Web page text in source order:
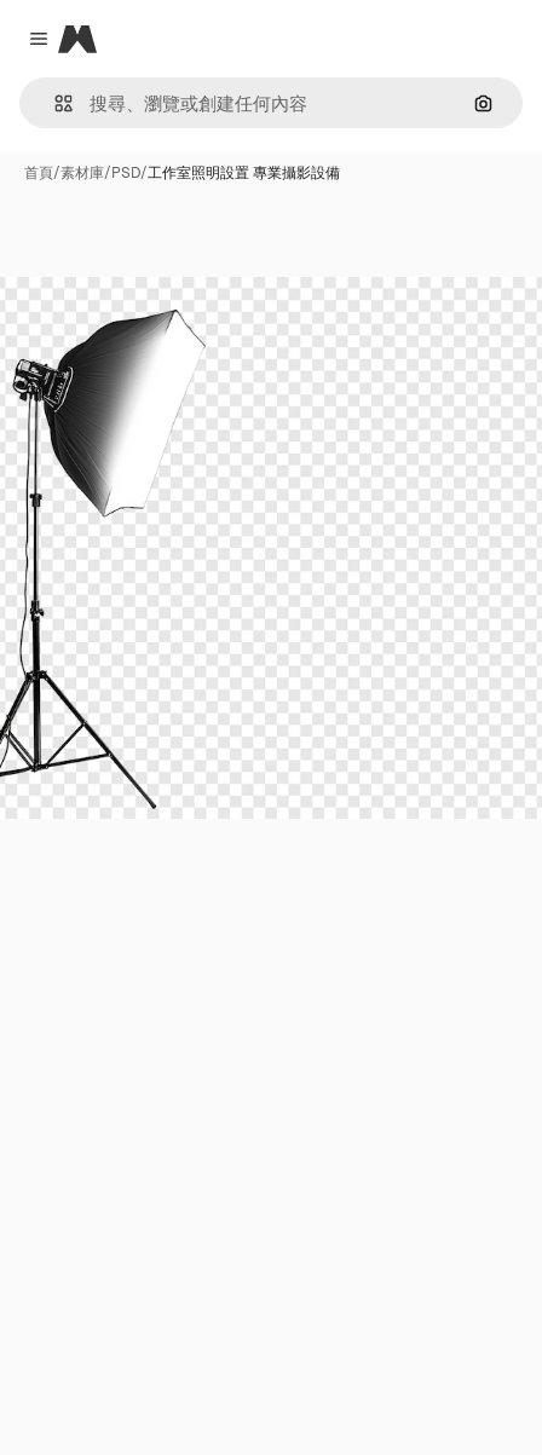
Close menu
Magnific
通過圖
首頁/素材庫/PSD/工作室照明設置 專業攝影設備